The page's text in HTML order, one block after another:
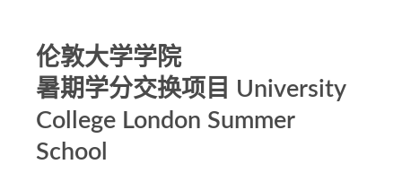
伦敦大学学院
暑期学分交换项目 University
College London Summer
School